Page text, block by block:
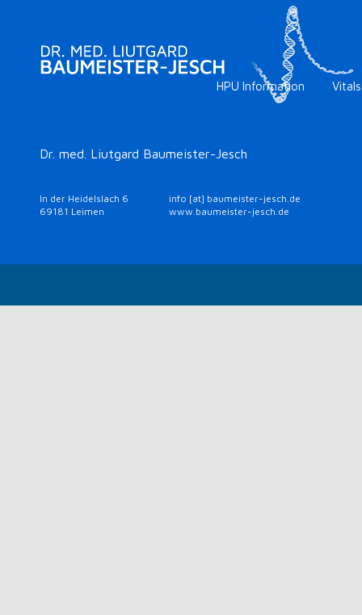
HPU Information
Dr. med. Liutgard Baumeister-Jesch
In der Heidelslach 6
69181 Leimen
info [at] baumeister-jesch.de
www.baumeister-jesch.de